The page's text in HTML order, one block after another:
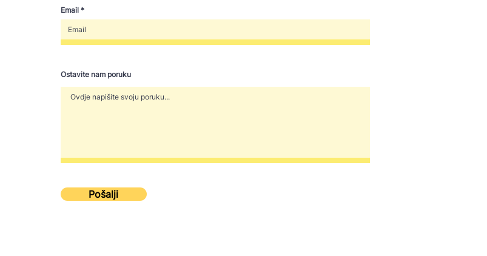
Pozivamo Vas da upoznate
projekt Cjepko zna!
OTKAZANO- Poziv na
otvorenu radionicu na Korzu
Email
Ostavite nam poruku
Pošalji